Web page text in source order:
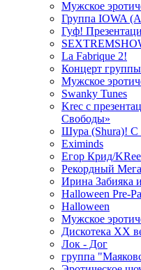
Мужское
Группа IOWA
Гуф!
La Fabrique 2!
Концерт
Мужское
Swanky Tunes
Krec с
Свободы»
Шура (Shura)! С
Eximinds
Егор Крид/
Рекордный
Ирина Забияка
Halloween Pre-
Halloween
Мужское
Дискотека ХХ
Лок - Дог
группа